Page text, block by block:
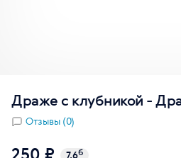
Драже с клубникой -
Отзывы (0)
7.6б